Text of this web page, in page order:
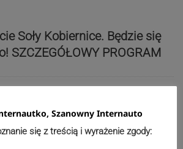
Soły Kobiernice. Będzie się
SZCZEGÓŁOWY PROGRAM
drużyn z całej
rywalizowało przez trzy dni
Szanowny Internauto
się z treścią i wyrażenie zgody: